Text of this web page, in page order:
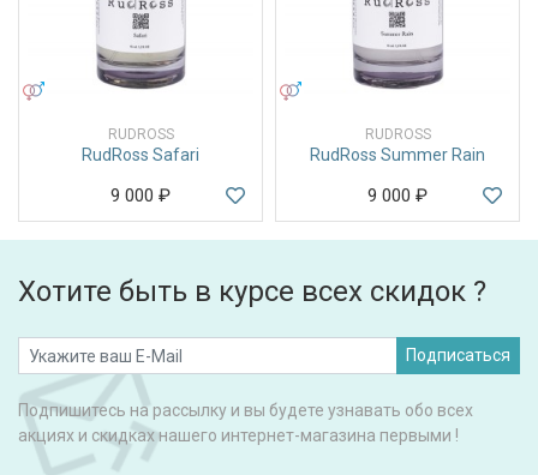
УНИСЕКС
RUDROSS
RudRoss Safari
9 000 ₽
УНИСЕКС
RUDROSS
RudRoss Summer Rain
9 000 ₽
Хотите быть в курсе всех скидок ?
Подписаться
Подпишитесь на рассылку и вы будете узнавать обо всех
акциях и скидках нашего интернет-магазина первыми !